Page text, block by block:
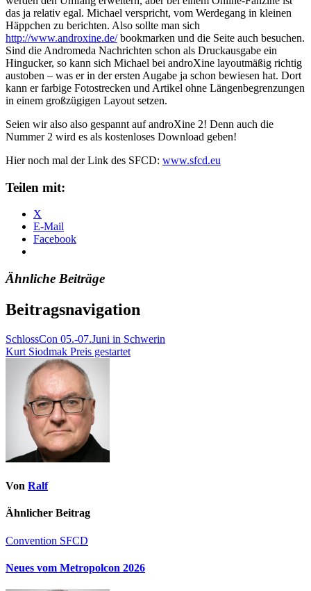
das ja relativ egal. Michael verspricht, vom Werdegang in kleinen
Häppchen zu berichten. Also sollte man sich
http://www.androxine.de/bookmarken und die Seite auch besuchen.
Sind die Andromeda Nachrichten schon als Druckausgabe ein
Hingucker, so kann sich Michael bei androXine layoutmäßig richtig
austoben – was er in der ersten Augabe ja schon bewiesen hat. Dort
kann er farbige Fotostrecken und Artikel ohne Längenbegrenzungen
in einem großzügigen Layout setzen.
Seien wir also also gespannt auf androXine 2! Denn auch die
Nummer 2 wird es als kostenloses Download geben!
Hier noch mal der Link des SFCD: www.sfcd.eu
Teilen mit:
X
E-Mail
Facebook
Ähnliche Beiträge
Beitragsnavigation
SchlossCon 05.-07.Juni in Schwerin
Kurt Siodmak Preis gestartet
Von Ralf
Ähnlicher Beitrag
Convention SFCD
Neues vom Metropolcon 2026